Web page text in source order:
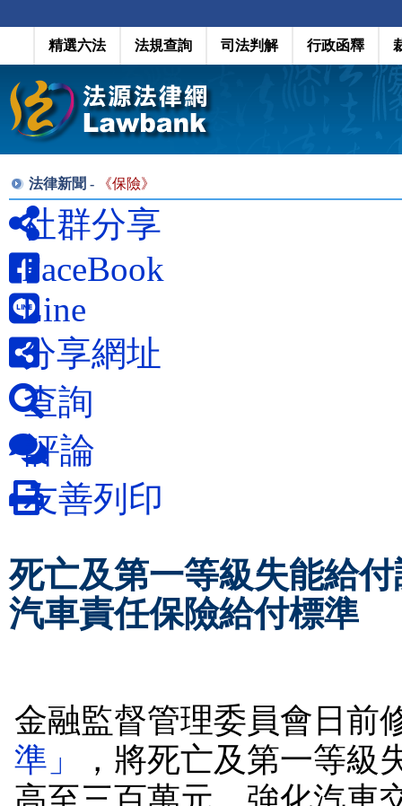
精選六法 法規查詢 司法判解 行政函釋
法律新聞 - 《保險》
社群分享
FaceBook
Line
分享網址
查詢
評論
友善列印
死亡及第一等級失能給
汽車責任保險給付標準
金融監督管理委員會日前
準」
，將死亡及第一等